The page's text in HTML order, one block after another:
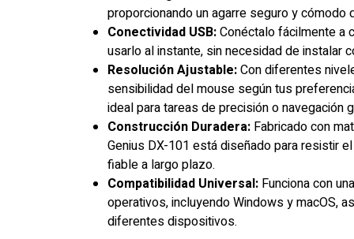
proporcionando un agarre seguro y cómodo
Conectividad USB:Conéctalo fácilmente a
usarlo al instante, sin necesidad de instalar
Resolución Ajustable:Con diferentes
sensibilidad del mouse según tus
ideal para tareas de precisión o navegación
Construcción Duradera:Fabricado con
Genius DX-101 está diseñado para resistir
fiable a largo plazo.
Compatibilidad Universal:Funciona con
operativos, incluyendo Windows y macOS,
diferentes dispositivos.